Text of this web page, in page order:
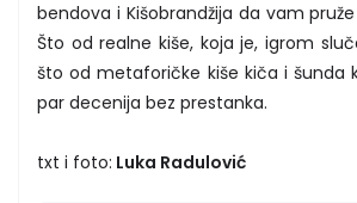
bendova i Kišobrandžija da vam
Što od realne kiše, koja je, igrom
što od metaforičke kiše kiča i šunda
par decenija bez prestanka.
txt i foto: Luka Radulović